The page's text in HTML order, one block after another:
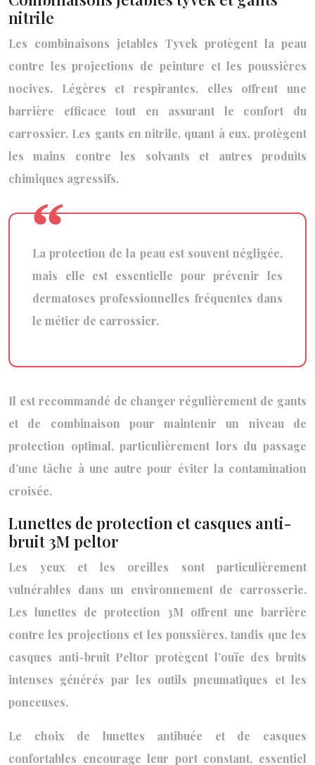
nitrile
Les combinaisons jetables Tyvek protègent la peau
contre les projections de peinture et les poussières
nocives. Légères et respirantes, elles offrent une
barrière efficace tout en assurant le confort du
carrossier. Les gants en nitrile, quant à eux, protègent
les mains contre les solvants et autres produits
chimiques agressifs.
La protection de la peau est souvent négligée,
mais elle est essentielle pour prévenir les
dermatoses professionnelles fréquentes dans
le métier de carrossier.
Il est recommandé de changer régulièrement de gants
et de combinaison pour maintenir un niveau de
protection optimal, particulièrement lors du passage
d’une tâche à une autre pour éviter la contamination
croisée.
Lunettes de protection et casques anti-
bruit 3M peltor
Les yeux et les oreilles sont particulièrement
vulnérables dans un environnement de carrosserie.
Les lunettes de protection 3M offrent une barrière
contre les projections et les poussières, tandis que les
casques anti-bruit Peltor protègent l’ouïe des bruits
intenses générés par les outils pneumatiques et les
ponceuses.
Le choix de lunettes antibuée et de casques
confortables encourage leur port constant, essentiel